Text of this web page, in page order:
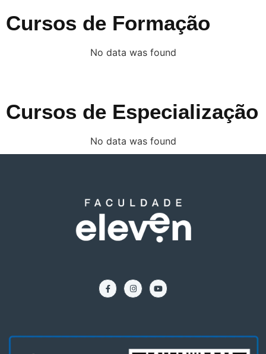
Cursos de Formação
No data was found
Cursos de Especialização
No data was found